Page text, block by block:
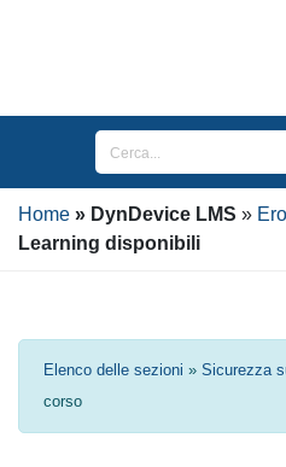
Home DynDevice LMS
Learning disponibili
Elenco delle sezioni » Sicurezza
corso